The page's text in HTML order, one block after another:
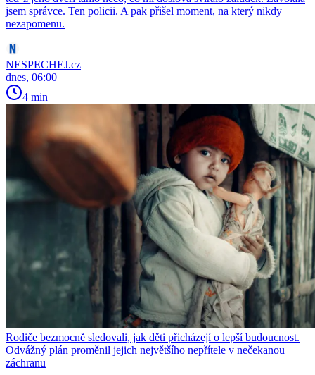
jsem správce. Ten policii. A pak přišel moment, na který nikdy
nezapomenu.
NESPECHEJ.cz
dnes, 06:00
4 min
Rodiče bezmocně sledovali, jak děti přicházejí o lepší budoucnost.
Odvážný plán proměnil jejich největšího nepřítele v nečekanou
záchranu